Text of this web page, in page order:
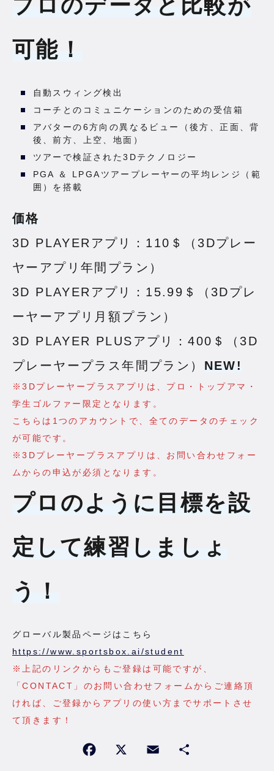
プロのデータと比較が
可能！
自動スウィング検出
コーチとのコミュニケーションのための受信箱
アバターの6方向の異なるビュー（後方、正面、背
後、前方、上空、地面）
ツアーで検証された3Dテクノロジー
PGA ＆ LPGAツアープレーヤーの平均レンジ（範
囲）を搭載
価格
3D PLAYERアプリ：110＄（3Dプレー
ヤーアプリ年間プラン）
3D PLAYERアプリ：15.99＄（3Dプレ
ーヤーアプリ月額プラン）
3D PLAYER PLUSアプリ：400＄（3D
プレーヤープラス年間プラン） NEW!
※3Dプレーヤープラスアプリは、プロ・トップアマ・
学生ゴルファー限定となります。
こちらは1つのアカウントで、全てのデータのチェック
が可能です。
※3Dプレーヤープラスアプリは、お問い合わせフォー
ムからの申込が必須となります。
プロのように目標を設
定して練習しましょ
う
！
グローバル製品ページはこちら
https://www.sportsbox.ai/student
※上記のリンクからもご登録は可能ですが、
「CONTACT」のお問い合わせフォームからご連絡頂
ければ、ご登録からアプリの使い方までサポートさせ
て頂きます！